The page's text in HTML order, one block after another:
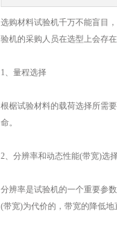
选购材料试验机千万不能盲目
验机的采购人员在选型上会存
1、量程选择
根椐试验材料的载荷选择所需
命。
2、分辨率和动态性能(带宽)选
分辨率是试验机的一个重要参
(带宽)为代价的，带宽的降低